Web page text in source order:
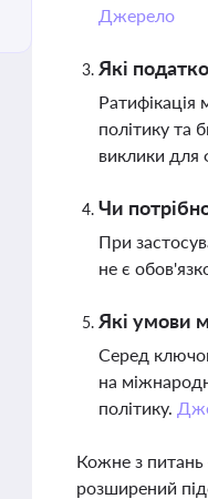
Джерело
Які
політику та
виклики для
Чи
При
не є
Які умови
Серед
на
політику.
Кожне з питань
розширений